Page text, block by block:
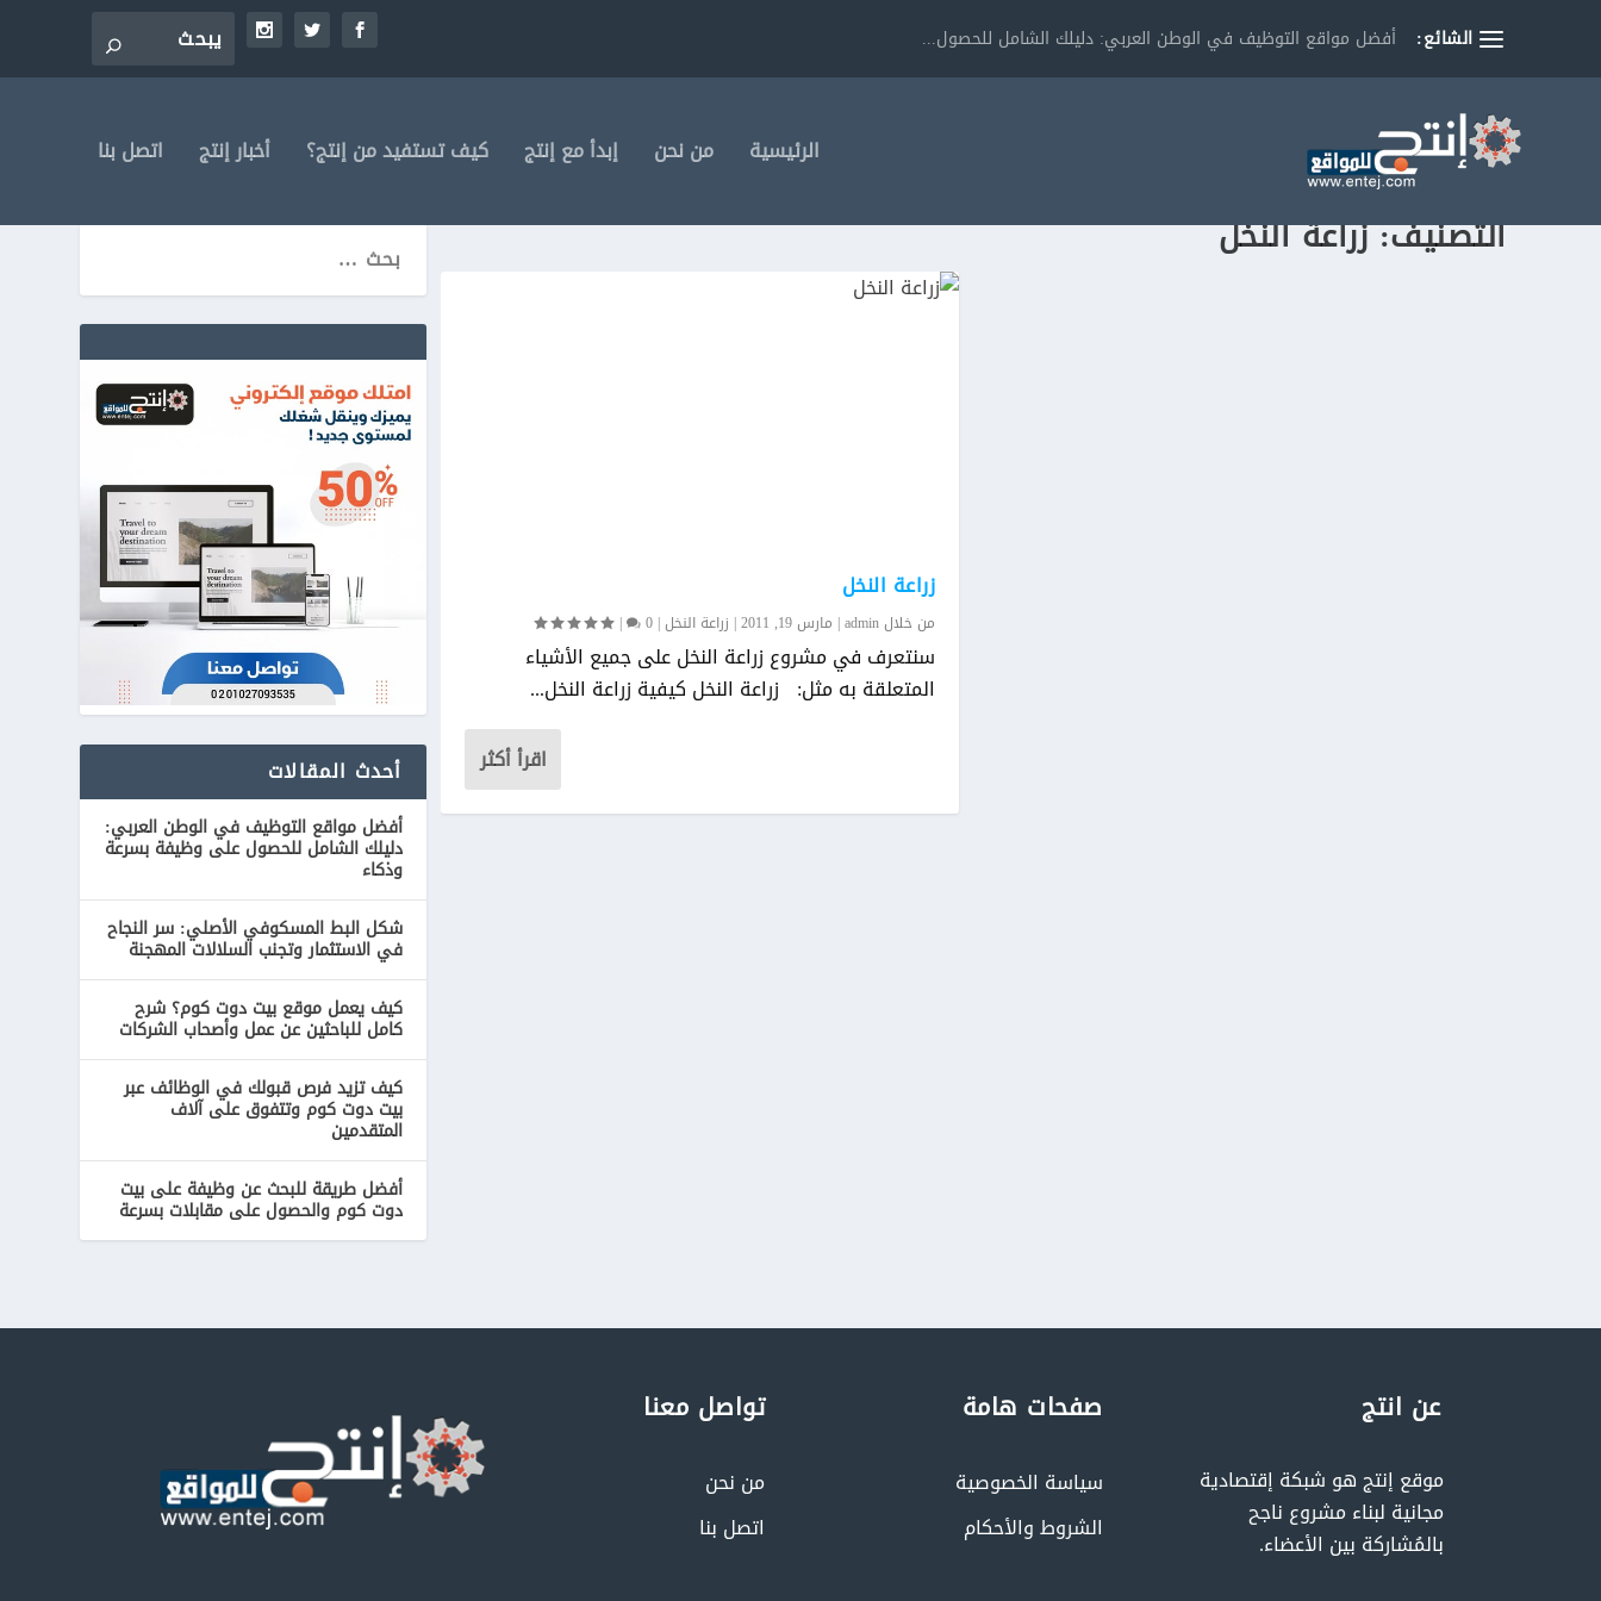
الشائع: أفضل مواقع التوظيف في الوطن العربي: دليلك الشامل للحصول...
الرئيسية من نحن إبدأ مع إنتج كيف تستفيد من إنتج؟ أخبار إنتج اتصل بنا
التصنيف:زراعة النخل
زراعة النخل
من خلالadmin
| مارس 19, 2011 | زراعة النخل|
0
|
سنتعرف في مشروع زراعة النخل على جميع الأشياء
المتعلقة به مثل: زراعة النخل كيفية زراعة النخل...
اقرأ أكثر
أحدث المقالات
أفضل مواقع التوظيف في الوطن العربي:
دليلك الشامل للحصول على وظيفة بسرعة
وذكاء
شكل البط المسكوفي الأصلي: سر النجاح
في الاستثمار وتجنب السلالات المهجنة
كيف يعمل موقع بيت دوت كوم؟ شرح
كامل للباحثين عن عمل وأصحاب الشركات
كيف تزيد فرص قبولك في الوظائف عبر
بيت دوت كوم وتتفوق على آلاف
المتقدمين
أفضل طريقة للبحث عن وظيفة على بيت
دوت كوم والحصول على مقابلات بسرعة
تواصل معنا
من نحن
اتصل بنا
صفحات هامة
سياسة الخصوصية
الشروط والأحكام
عن انتج
موقع إنتج هو شبكة إقتصادية
مجانية لبناء مشروع ناجح
بالمُشاركة بين الأعضاء.